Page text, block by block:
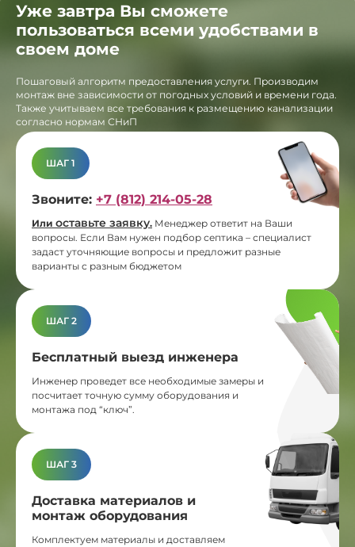
Уже завтра Вы сможете
пользоваться всеми удобствами в
своем доме
Пошаговый алгоритм предоставления услуги. Производим
монтаж вне зависимости от погодных условий и времени года.
Также учитываем все требования к размещению канализации
согласно нормам СНиП
ШАГ 1
Звоните: +7 (812) 214-05-28
Или оставьте заявку. Менеджер ответит на Ваши
вопросы. Если Вам нужен подбор септика – специалист
задаст уточняющие вопросы и предложит разные
варианты с разным бюджетом
ШАГ 2
Бесплатный выезд инженера
Инженер проведет все необходимые замеры и
посчитает точную сумму оборудования и
монтажа под “ключ”.
ШАГ 3
Доставка материалов и
монтаж оборудования
Комплектуем материалы и доставляем